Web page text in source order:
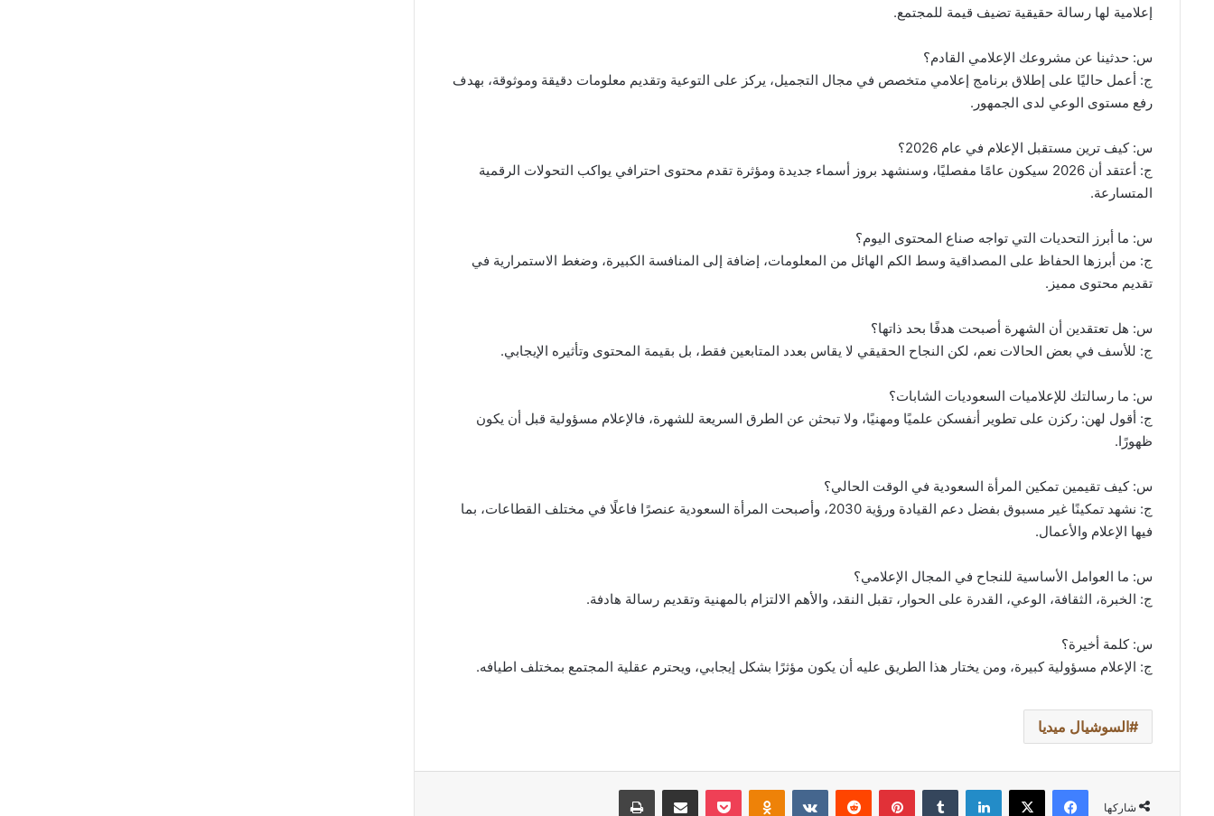
إعلامية لها رسالة حقيقية تضيف قيمة للمجتمع.
س: حدثينا عن مشروعك الإعلامي القادم؟
ج: أعمل حاليًا على إطلاق برنامج إعلامي متخصص في مجال التجميل، يركز على التوعية وتقديم معلومات دقيقة وموثوقة، بهدف
رفع مستوى الوعي لدى الجمهور.
س: كيف ترين مستقبل الإعلام في عام 2026؟
ج: أعتقد أن 2026 سيكون عامًا مفصليًا، وسنشهد بروز أسماء جديدة ومؤثرة تقدم محتوى احترافي يواكب التحولات الرقمية
المتسارعة.
س: ما أبرز التحديات التي تواجه صناع المحتوى اليوم؟
ج: من أبرزها الحفاظ على المصداقية وسط الكم الهائل من المعلومات، إضافة إلى المنافسة الكبيرة، وضغط الاستمرارية في
تقديم محتوى مميز.
س: هل تعتقدين أن الشهرة أصبحت هدفًا بحد ذاتها؟
ج: للأسف في بعض الحالات نعم، لكن النجاح الحقيقي لا يقاس بعدد المتابعين فقط، بل بقيمة المحتوى وتأثيره الإيجابي.
س: ما رسالتك للإعلاميات السعوديات الشابات؟
ج: أقول لهن: ركزن على تطوير أنفسكن علميًا ومهنيًا، ولا تبحثن عن الطرق السريعة للشهرة، فالإعلام مسؤولية قبل أن يكون
ظهورًا.
س: كيف تقيمين تمكين المرأة السعودية في الوقت الحالي؟
ج: نشهد تمكينًا غير مسبوق بفضل دعم القيادة ورؤية 2030، وأصبحت المرأة السعودية عنصرًا فاعلًا في مختلف القطاعات، بما
فيها الإعلام والأعمال.
س: ما العوامل الأساسية للنجاح في المجال الإعلامي؟
ج: الخبرة، الثقافة، الوعي، القدرة على الحوار، تقبل النقد، والأهم الالتزام بالمهنية وتقديم رسالة هادفة.
س: كلمة أخيرة؟
ج: الإعلام مسؤولية كبيرة، ومن يختار هذا الطريق عليه أن يكون مؤثرًا بشكل إيجابي، ويحترم عقلية المجتمع بمختلف اطيافه.
السوشيال ميديا
شاركها
فيسبوك ‫X لينكدإن بينتيريست Odnoklassniki
‫Pocket مشاركة عبر البريد طباعة